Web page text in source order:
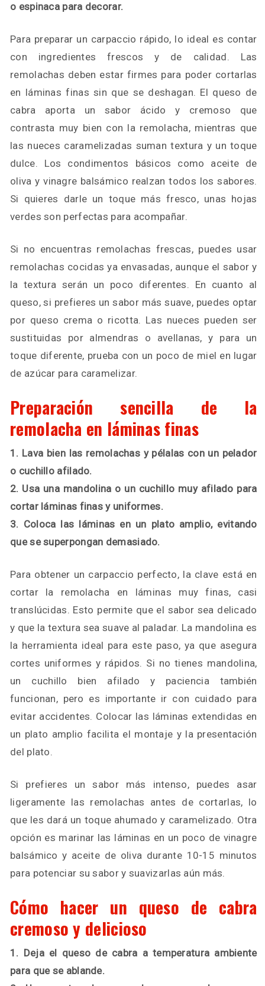
o espinaca para decorar.
Para preparar un carpaccio rápido, lo ideal es contar
con ingredientes frescos y de calidad. Las
remolachas deben estar firmes para poder cortarlas
en láminas finas sin que se deshagan. El queso de
cabra aporta un sabor ácido y cremoso que
contrasta muy bien con la remolacha, mientras que
las nueces caramelizadas suman textura y un toque
dulce. Los condimentos básicos como aceite de
oliva y vinagre balsámico realzan todos los sabores.
Si quieres darle un toque más fresco, unas hojas
verdes son perfectas para acompañar.
Si no encuentras remolachas frescas, puedes usar
remolachas cocidas ya envasadas, aunque el sabor y
la textura serán un poco diferentes. En cuanto al
queso, si prefieres un sabor más suave, puedes optar
por queso crema o ricotta. Las nueces pueden ser
sustituidas por almendras o avellanas, y para un
toque diferente, prueba con un poco de miel en lugar
de azúcar para caramelizar.
Preparación sencilla de la
remolacha en láminas finas
1. Lava bien las remolachas y pélalas con un pelador
o cuchillo afilado.
2. Usa una mandolina o un cuchillo muy afilado para
cortar láminas finas y uniformes.
3. Coloca las láminas en un plato amplio, evitando
que se superpongan demasiado.
Para obtener un carpaccio perfecto, la clave está en
cortar la remolacha en láminas muy finas, casi
translúcidas. Esto permite que el sabor sea delicado
y que la textura sea suave al paladar. La mandolina es
la herramienta ideal para este paso, ya que asegura
cortes uniformes y rápidos. Si no tienes mandolina,
un cuchillo bien afilado y paciencia también
funcionan, pero es importante ir con cuidado para
evitar accidentes. Colocar las láminas extendidas en
un plato amplio facilita el montaje y la presentación
del plato.
Si prefieres un sabor más intenso, puedes asar
ligeramente las remolachas antes de cortarlas, lo
que les dará un toque ahumado y caramelizado. Otra
opción es marinar las láminas en un poco de vinagre
balsámico y aceite de oliva durante 10-15 minutos
para potenciar su sabor y suavizarlas aún más.
Cómo hacer un queso de cabra
cremoso y delicioso
1. Deja el queso de cabra a temperatura ambiente
para que se ablande.